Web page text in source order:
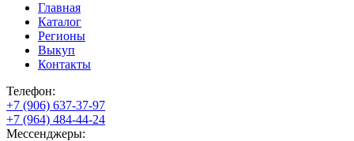
Главная
Каталог
Регионы
Выкуп
Контакты
Телефон:
+7 (906) 637-37-97
+7 (964) 484-44-24
Мессенджеры: